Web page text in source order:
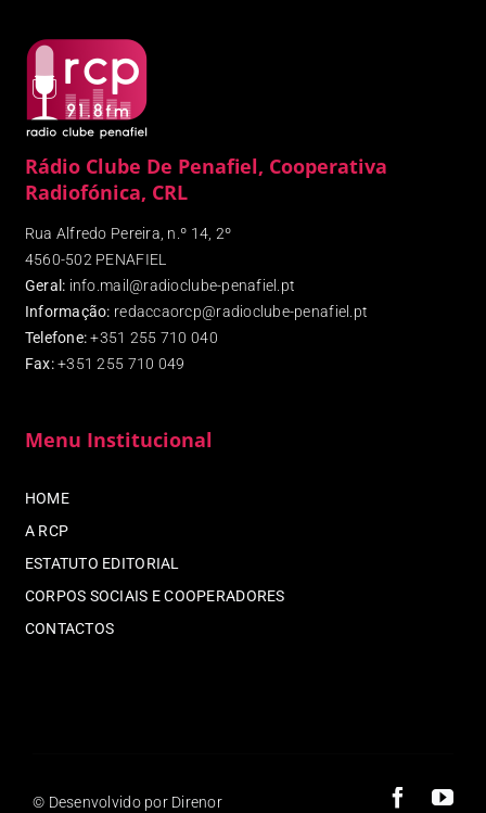
Rádio Clube De Penafiel, Cooperativa
Radiofónica, CRL
Rua Alfredo Pereira, n.º 14, 2º
4560-502 PENAFIEL
Geral: info.mail@radioclube-penafiel.pt
Informação: redaccaorcp@radioclube-penafiel.pt
Telefone: +351 255 710 040
Fax:+351 255 710 049
Menu Institucional
HOME
A RCP
ESTATUTO EDITORIAL
CORPOS SOCIAIS E COOPERADORES
CONTACTOS
© Desenvolvido por Direnor